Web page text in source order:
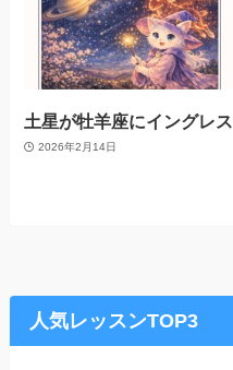
土星が牡羊座にイングレス
2026年2月14日
人気レッスンTOP3